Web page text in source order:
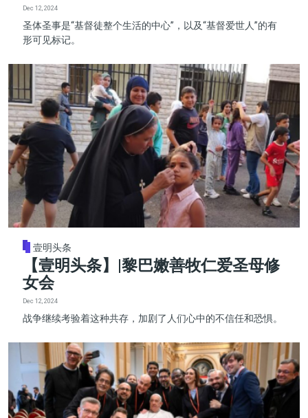
Dec 12, 2024
圣体圣事是“基督徒整个生活的中心”，以及“基督爱世人”的有
形可见标记。
壹明头条
【壹明头条】|黎巴嫩善牧仁爱圣母修
女会
Dec 12, 2024
战争继续考验着这种共存，加剧了人们心中的不信任和恐惧。